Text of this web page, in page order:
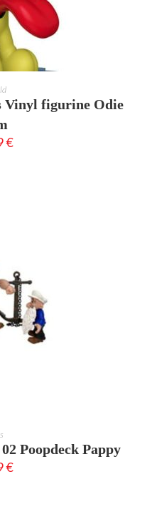
PANIER
Vinyl figurine Odie
€
PANIER
Poopdeck Pappy
€